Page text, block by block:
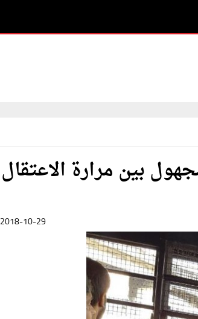
بين مرارة الاعتقال
2018-10-29